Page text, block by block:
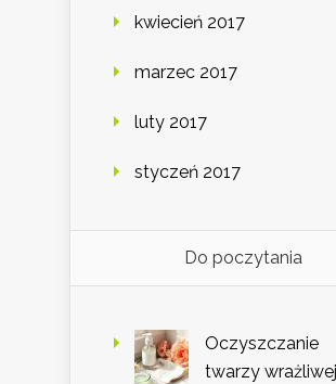
kwiecień 2017
marzec 2017
luty 2017
styczeń 2017
Do poczytania
Oczyszczanie
twarzy